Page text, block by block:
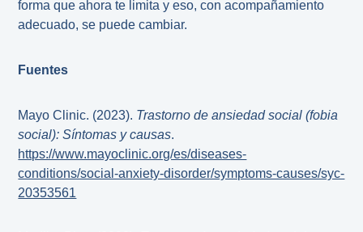
forma que ahora te limita y eso, con acompañamiento
adecuado, se puede cambiar.
Fuentes
Mayo Clinic. (2023). Trastorno de ansiedad social (fobia
social): Síntomas y causas.
https://www.mayoclinic.org/es/diseases-
conditions/social-anxiety-disorder/symptoms-causes/syc-
20353561